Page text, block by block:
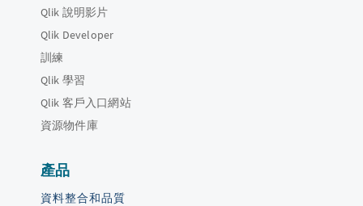
Qlik 說明影片
Qlik Developer
訓練
Qlik 學習
Qlik 客戶入口網站
資源物件庫
產品
資料整合和品質